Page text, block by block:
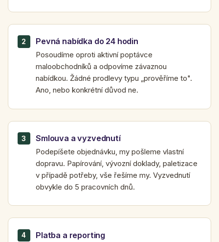
Pevná nabídka do 24 hodin
Posoudíme oproti aktivní poptávce
maloobchodníků a odpovíme závaznou
nabídkou. Žádné prodlevy typu „prověříme to".
Ano, nebo konkrétní důvod ne.
Smlouva a vyzvednutí
Podepíšete objednávku, my pošleme vlastní
dopravu. Papírování, vývozní doklady, paletizace
v případě potřeby, vše řešíme my. Vyzvednutí
obvykle do 5 pracovních dnů.
Platba a reporting